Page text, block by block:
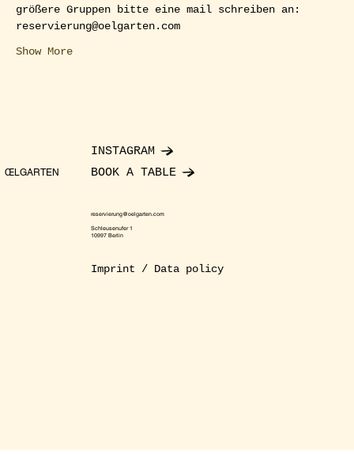
größere Gruppen bitte eine mail schreiben an:
reservierung@oelgarten.com
Show More
ŒLGARTEN
INSTAGRAM
BOOK A TABLE
reservierung@oelgarten.com
Schleusenufer 1
10997 Berlin
Imprint / Data policy